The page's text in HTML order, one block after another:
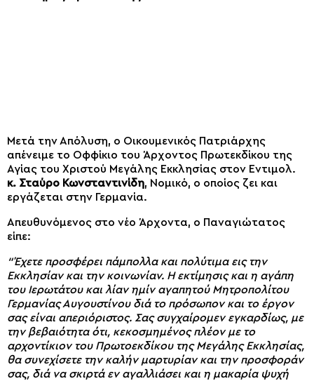
Μετά την Απόλυση, ο Οικουμενικός Πατριάρχης
απένειμε το Οφφίκιο του Άρχοντος Πρωτεκδίκου της
Αγίας του Χριστού Μεγάλης Εκκλησίας στον Εντιμολ.
κ. Σταύρο Κωνσταντινίδη, Νομικό, ο οποίος ζει και
εργάζεται στην Γερμανία.
Απευθυνόμενος στο νέο Άρχοντα, ο Παναγιώτατος
είπε:
“Έχετε προσφέρει πάμπολλα και πολύτιμα εις την
Εκκλησίαν και την κοινωνίαν. Η εκτίμησις και η αγάπη
του Ιερωτάτου και λίαν ημίν αγαπητού Μητροπολίτου
Γερμανίας Αυγουστίνου διά το πρόσωπον και το έργον
σας είναι απεριόριστος. Σας συγχαίρομεν εγκαρδίως, με
την βεβαιότητα ότι, κεκοσμημένος πλέον με το
αρχοντίκιον του Πρωτοεκδίκου της Μεγάλης Εκκλησίας,
θα συνεχίσετε την καλήν μαρτυρίαν και την προσφοράν
σας, διά να σκιρτά εν αγαλλιάσει και η μακαρία ψυχή